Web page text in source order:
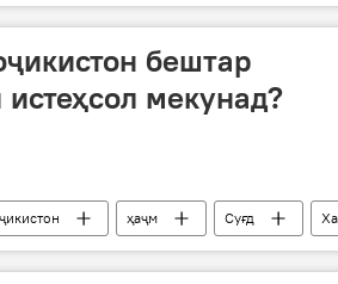
бештар
мекунад?
ҳаҷм Суғд